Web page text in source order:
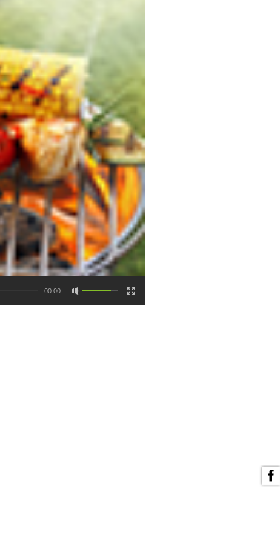
00:00